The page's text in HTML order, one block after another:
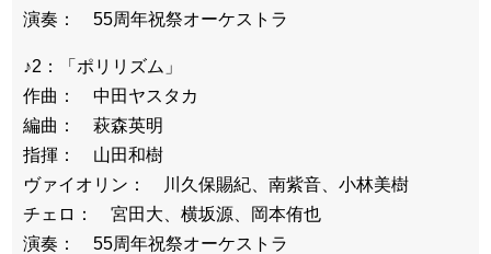
演奏： 55周年祝祭オーケストラ
♪2：「ポリリズム」
作曲： 中田ヤスタカ
編曲： 萩森英明
指揮： 山田和樹
ヴァイオリン： 川久保賜紀、南紫音、小林美樹
チェロ： 宮田大、横坂源、岡本侑也
演奏： 55周年祝祭オーケストラ